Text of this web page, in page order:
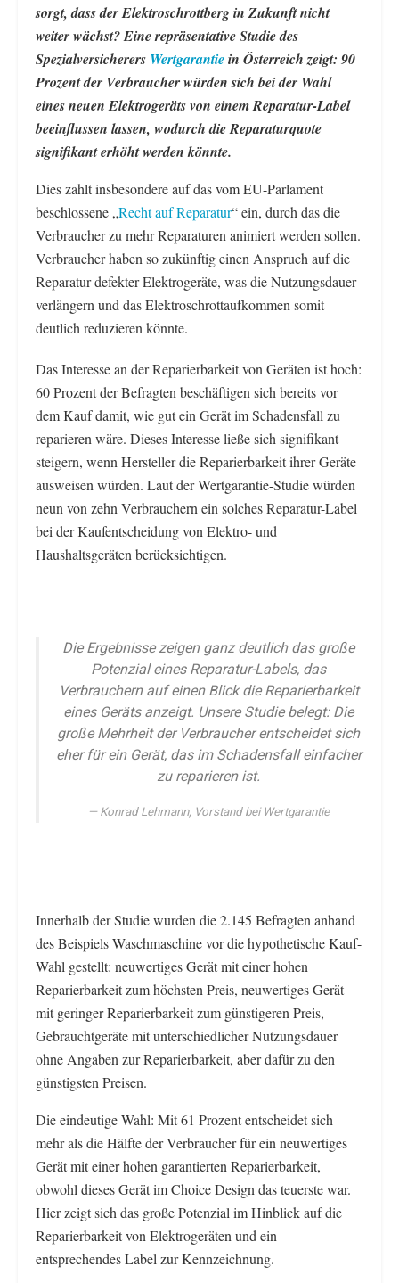
sorgt, dass der Elektroschrottberg in Zukunft nicht
weiter wächst? Eine repräsentative Studie des
Spezialversicherers Wertgarantiein Österreich zeigt: 90
Prozent der Verbraucher würden sich bei der Wahl
eines neuen Elektrogeräts von einem Reparatur-Label
beeinflussen lassen, wodurch die Reparaturquote
signifikant erhöht werden könnte.
Dies zahlt insbesondere auf das vom EU-Parlament
beschlossene „Recht auf Reparatur“ ein, durch das die
Verbraucher zu mehr Reparaturen animiert werden sollen.
Verbraucher haben so zukünftig einen Anspruch auf die
Reparatur defekter Elektrogeräte, was die Nutzungsdauer
verlängern und das Elektroschrottaufkommen somit
deutlich reduzieren könnte.
Das Interesse an der Reparierbarkeit von Geräten ist hoch:
60 Prozent der Befragten beschäftigen sich bereits vor
dem Kauf damit, wie gut ein Gerät im Schadensfall zu
reparieren wäre. Dieses Interesse ließe sich signifikant
steigern, wenn Hersteller die Reparierbarkeit ihrer Geräte
ausweisen würden. Laut der Wertgarantie-Studie würden
neun von zehn Verbrauchern ein solches Reparatur-Label
bei der Kaufentscheidung von Elektro- und
Haushaltsgeräten berücksichtigen.
Die Ergebnisse zeigen ganz deutlich das große
Potenzial eines Reparatur-Labels, das
Verbrauchern auf einen Blick die Reparierbarkeit
eines Geräts anzeigt. Unsere Studie belegt: Die
große Mehrheit der Verbraucher entscheidet sich
eher für ein Gerät, das im Schadensfall einfacher
zu reparieren ist.
Konrad Lehmann, Vorstand bei Wertgarantie
Innerhalb der Studie wurden die 2.145 Befragten anhand
des Beispiels Waschmaschine vor die hypothetische Kauf-
Wahl gestellt: neuwertiges Gerät mit einer hohen
Reparierbarkeit zum höchsten Preis, neuwertiges Gerät
mit geringer Reparierbarkeit zum günstigeren Preis,
Gebrauchtgeräte mit unterschiedlicher Nutzungsdauer
ohne Angaben zur Reparierbarkeit, aber dafür zu den
günstigsten Preisen.
Die eindeutige Wahl: Mit 61 Prozent entscheidet sich
mehr als die Hälfte der Verbraucher für ein neuwertiges
Gerät mit einer hohen garantierten Reparierbarkeit,
obwohl dieses Gerät im Choice Design das teuerste war.
Hier zeigt sich das große Potenzial im Hinblick auf die
Reparierbarkeit von Elektrogeräten und ein
entsprechendes Label zur Kennzeichnung.